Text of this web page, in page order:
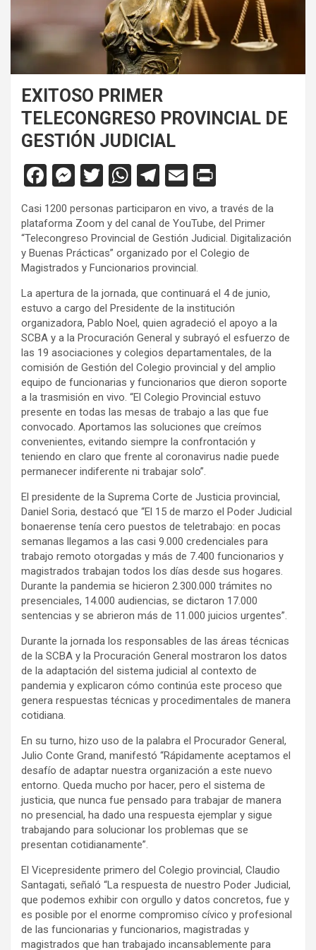
EXITOSO PRIMER
TELECONGRESO PROVINCIAL DE
GESTIÓN JUDICIAL
F
a
ce
b
o
o
k
M
se
n
g
er
T
tt
er
W
h
at
s
A
p
p
T
e
gr
a
m
E
m
ail
in
tF
ri
e
n
dl
y
Casi 1200 personas participaron en vivo, a través de la
plataforma Zoom y del canal de YouTube, del Primer
“Telecongreso Provincial de Gestión Judicial. Digitalización
y Buenas Prácticas” organizado por el Colegio de
Magistrados y Funcionarios provincial.
La apertura de la jornada, que continuará el 4 de junio,
estuvo a cargo del Presidente de la institución
organizadora, Pablo Noel, quien agradeció el apoyo a la
SCBA y a la Procuración General y subrayó el esfuerzo de
las 19 asociaciones y colegios departamentales, de la
comisión de Gestión del Colegio provincial y del amplio
equipo de funcionarias y funcionarios que dieron soporte
a la trasmisión en vivo. “El Colegio Provincial estuvo
presente en todas las mesas de trabajo a las que fue
convocado. Aportamos las soluciones que creímos
convenientes, evitando siempre la confrontación y
teniendo en claro que frente al coronavirus nadie puede
permanecer indiferente ni trabajar solo”.
El presidente de la Suprema Corte de Justicia provincial,
Daniel Soria, destacó que “El 15 de marzo el Poder Judicial
bonaerense tenía cero puestos de teletrabajo: en pocas
semanas llegamos a las casi 9.000 credenciales para
trabajo remoto otorgadas y más de 7.400 funcionarios y
magistrados trabajan todos los días desde sus hogares.
Durante la pandemia se hicieron 2.300.000 trámites no
presenciales, 14.000 audiencias, se dictaron 17.000
sentencias y se abrieron más de 11.000 juicios urgentes”.
Durante la jornada los responsables de las áreas técnicas
de la SCBA y la Procuración General mostraron los datos
de la adaptación del sistema judicial al contexto de
pandemia y explicaron cómo continúa este proceso que
genera respuestas técnicas y procedimentales de manera
cotidiana.
En su turno, hizo uso de la palabra el Procurador General,
Julio Conte Grand, manifestó “Rápidamente aceptamos el
desafío de adaptar nuestra organización a este nuevo
entorno. Queda mucho por hacer, pero el sistema de
justicia, que nunca fue pensado para trabajar de manera
no presencial, ha dado una respuesta ejemplar y sigue
trabajando para solucionar los problemas que se
presentan cotidianamente”.
El Vicepresidente primero del Colegio provincial, Claudio
Santagati, señaló “La respuesta de nuestro Poder Judicial,
que podemos exhibir con orgullo y datos concretos, fue y
es posible por el enorme compromiso cívico y profesional
de las funcionarias y funcionarios, magistradas y
magistrados que han trabajado incansablemente para